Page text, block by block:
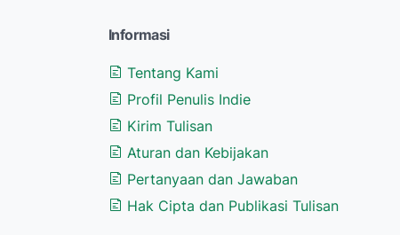
Informasi
Tentang Kami
Profil Penulis Indie
Kirim Tulisan
Aturan dan Kebijakan
Pertanyaan dan Jawaban
Hak Cipta dan Publikasi Tulisan